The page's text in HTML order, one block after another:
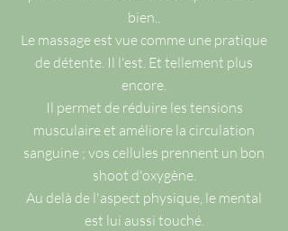
bien..
Le massage est vue comme une pratique
de détente. Il l'est. Et tellement plus
encore.
Il permet de réduire les tensions
musculaire et améliore la circulation
sanguine ; vos cellules prennent un bon
shoot d'oxygène.
Au delà de l'aspect physique, le mental
est lui aussi touché.